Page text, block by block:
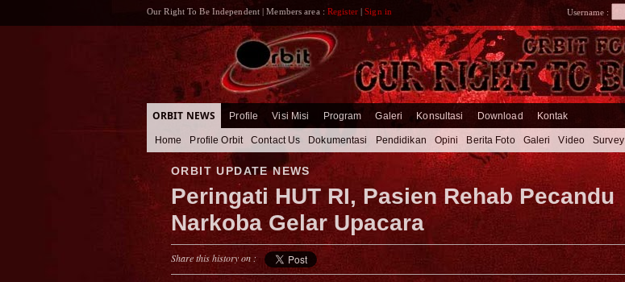
Our Right To Be Independent | Members area : Register|Sign in Username :
ORBIT NEWS Profile Visi Misi Program Galeri Konsultasi Download Kontak
Home Profile Orbit Contact Us Dokumentasi Pendidikan Opini Berita Foto Galeri Video Survey
ORBIT UPDATE NEWS
Peringati HUT RI, Pasien Rehab Pecandu
Narkoba Gelar Upacara
Share this history on :